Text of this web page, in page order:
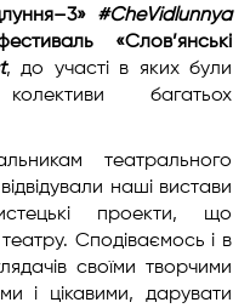
#CheVidlunnya
«Слов’янські
, до участі в яких були
багатьох
театрального
наші вистави
проекти, що
Сподіваємось і в
своїми творчими
і цікавими, дарувати